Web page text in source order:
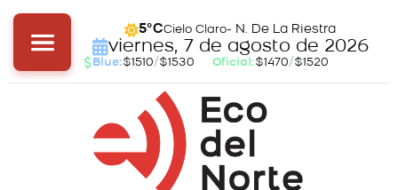
5°CCielo Claro- N. De La Riestra
viernes, 7 de agosto de 2026
Blue:$1510/$1530 Oficial:$1470/$1520